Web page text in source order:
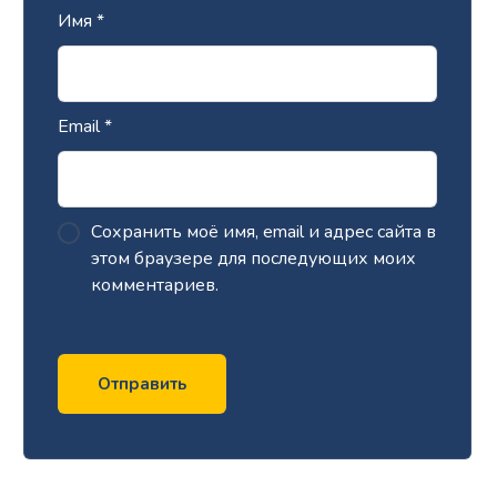
Имя*
Email*
Сохранить моё имя, email и адрес сайта в
этом браузере для последующих моих
комментариев.
Отправить